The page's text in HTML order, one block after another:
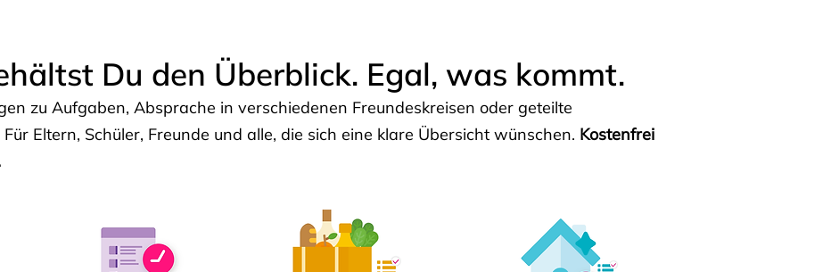
Du den Überblick. Egal, was kommt.
zu Aufgaben, Absprache in verschiedenen Freundeskreisen oder geteilte
Eltern, Schüler, Freunde und alle, die sich eine klare Übersicht wünschen. Kostenfrei